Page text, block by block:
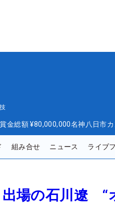
賞金総額 ¥80,000,000名神八日市カ
組み合せ ニュース ライブ
出場の石川遼 “